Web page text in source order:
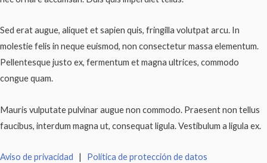
Sed erat augue, aliquet et sapien quis, fringilla volutpat arcu. In
molestie felis in neque euismod, non consectetur massa elementum.
Pellentesque justo ex, fermentum et magna ultrices, commodo
congue quam.
Mauris vulputate pulvinar augue non commodo. Praesent non tellus
faucibus, interdum magna ut, consequat ligula. Vestibulum a ligula ex.
Aviso de privacidad | Política de protección de datos